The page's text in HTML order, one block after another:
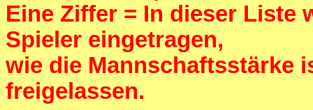
Eine Ziffer = In dieser Liste
Spieler eingetragen,
wie die Mannschaftsstärke
freigelassen.